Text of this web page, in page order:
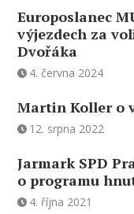
Europoslanec
výjezdech za
Dvořáka
4. června 2024
Martin Koller o
12. srpna 2022
Jarmark SPD
o programu
4. října 2021